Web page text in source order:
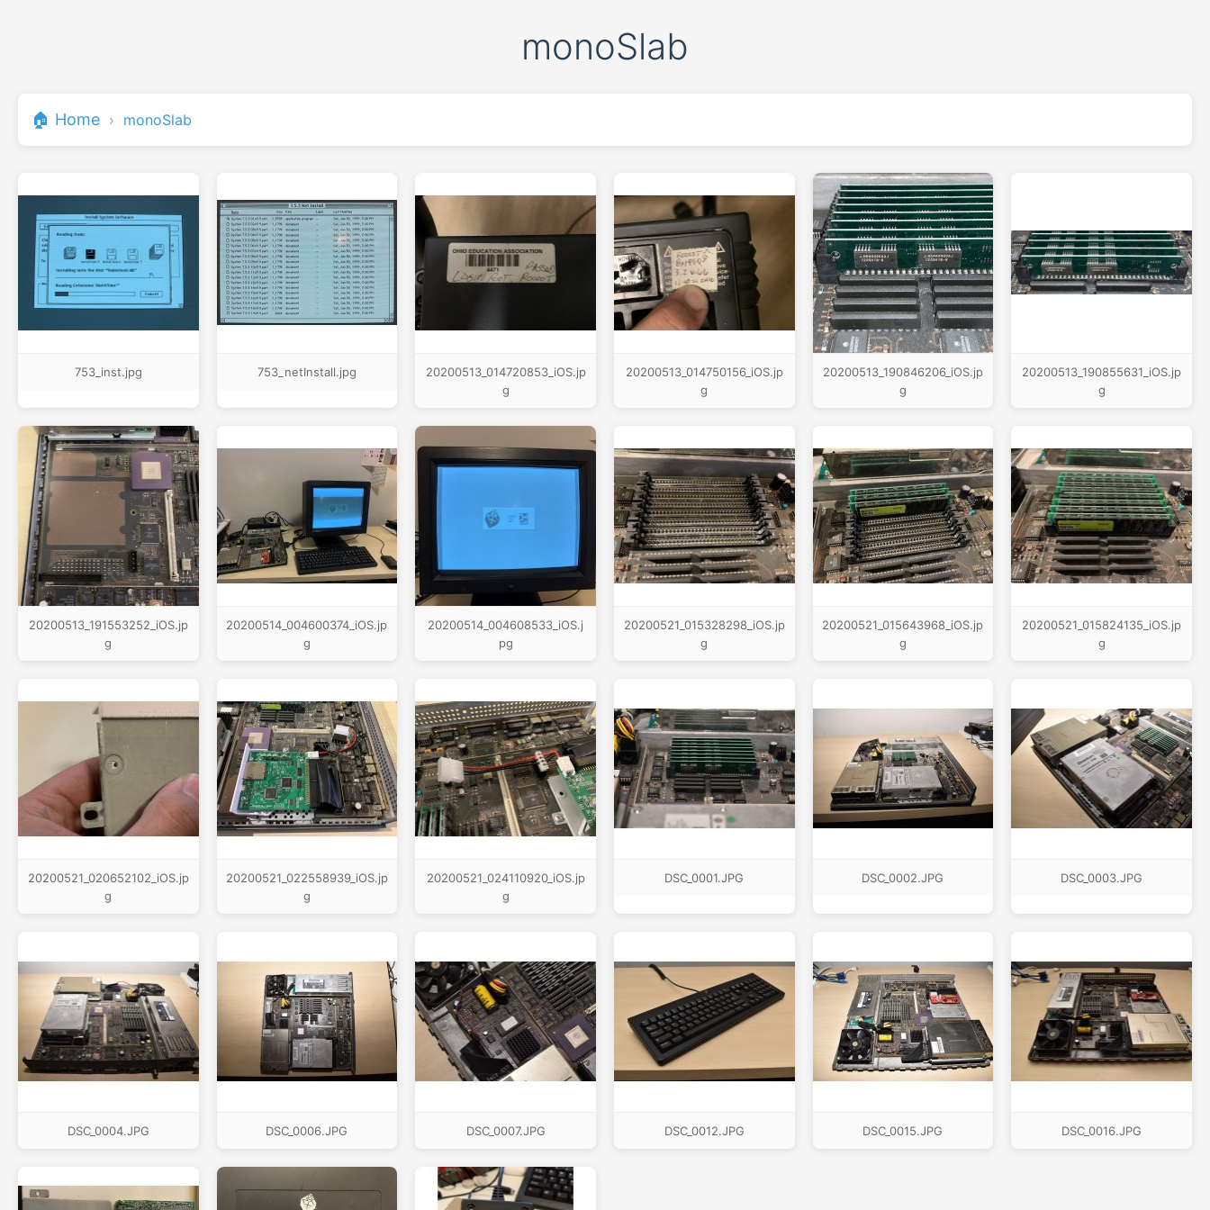
monoSlab
🏠 Home › monoSlab
753_inst.jpg 753_netInstall.jpg
20200513_014720853_iOS.jp
g
20200513_014750156_iOS.jp
g
20200513_190846206_iOS.jp
g
20200513_190855631_iOS.jp
g
20200513_191553252_iOS.jp
g
20200514_004600374_iOS.jp
g
20200514_004608533_iOS.j
pg
20200521_015328298_iOS.jp
g
20200521_015643968_iOS.jp
g
20200521_015824135_iOS.jp
g
20200521_020652102_iOS.jp
g
20200521_022558939_iOS.jp
g
20200521_024110920_iOS.jp
g
DSC_0001.JPG DSC_0002.JPG DSC_0003.JPG
DSC_0004.JPG DSC_0006.JPG DSC_0007.JPG DSC_0012.JPG DSC_0015.JPG DSC_0016.JPG